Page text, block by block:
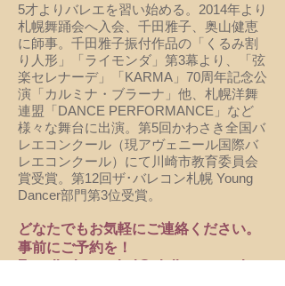
5才よりバレエを習い始める。2014年より
札幌舞踊会へ入会、千田雅子、奥山健恵
に師事。千田雅子振付作品の「くるみ割
り人形」「ライモンダ」第3幕より、「弦
楽セレナーデ」「KARMA」70周年記念公
演「カルミナ・ブラーナ」他、札幌洋舞
連盟「DANCE PERFORMANCE」など
様々な舞台に出演。第5回かわさき全国バ
レエコンクール（現アヴェニール国際バ
レエコンクール）にて川崎市教育委員会
賞受賞。第12回ザ･バレコン札幌 Young
Dancer部門第3位受賞。​
どなたでもお気軽にご連絡ください。
事前にご予約を！
​E-mailbuyoukai@violin.ocn.ne.jp